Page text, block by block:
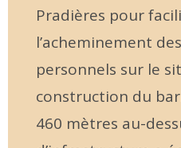
Pradières pour
l’acheminement
personnels sur le
construction du
460 mètres au-